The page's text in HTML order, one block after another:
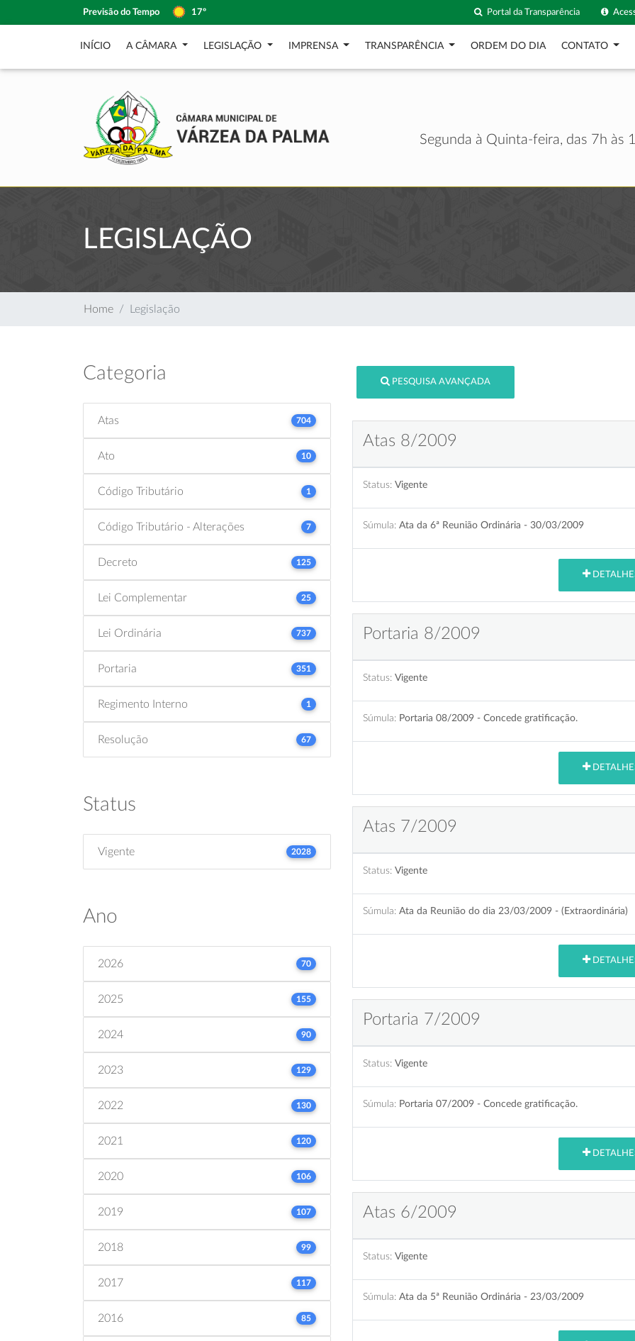
Previsão do Tempo 17º Portal da Transparência
INÍCIO A CÂMARA LEGISLAÇÃO IMPRENSA TRANSPARÊNCIA ORDEM DO DIA CONTATO
Segunda à Quinta-feira, das 7h às
LEGISLAÇÃO
Home Legislação
Categoria
Atas 704
Ato 10
Código Tributário 1
Código Tributário - Alterações 7
Decreto 125
Lei Complementar 25
Lei Ordinária 737
Portaria 351
Regimento Interno 1
Resolução 67
Status
Vigente 2028
Ano
2026 70
2025 155
2024 90
2023 129
2022 130
2021 120
2020 106
2019 107
2018 99
2017 117
2016 85
PESQUISA AVANÇADA
Atas 8/2009
Status: Vigente
Súmula: Ata da 6ª Reunião Ordinária - 30/03/2009
Portaria 8/2009
Status: Vigente
Súmula: Portaria 08/2009 - Concede gratificação.
Atas 7/2009
Status: Vigente
Súmula: Ata da Reunião do dia 23/03/2009 - (Extraordinária)
Portaria 7/2009
Status: Vigente
Súmula: Portaria 07/2009 - Concede gratificação.
Atas 6/2009
Status: Vigente
Súmula: Ata da 5ª Reunião Ordinária - 23/03/2009